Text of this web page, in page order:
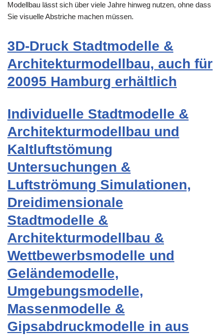
Modellbau lässt sich über viele Jahre hinweg nutzen, ohne dass
Sie visuelle Abstriche machen müssen.
3D-Druck Stadtmodelle &
Architekturmodellbau, auch für
20095 Hamburg erhältlich
Individuelle Stadtmodelle &
Architekturmodellbau und
Kaltluftstömung
Untersuchungen &
Luftströmung Simulationen,
Dreidimensionale
Stadtmodelle &
Architekturmodellbau &
Wettbewerbsmodelle und
Geländemodelle,
Umgebungsmodelle,
Massenmodelle &
Gipsabdruckmodelle in aus